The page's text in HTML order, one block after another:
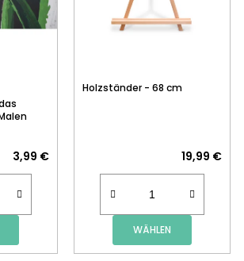
3,99 €
Holzständer - 68 cm
19,99 €
WÄHLEN